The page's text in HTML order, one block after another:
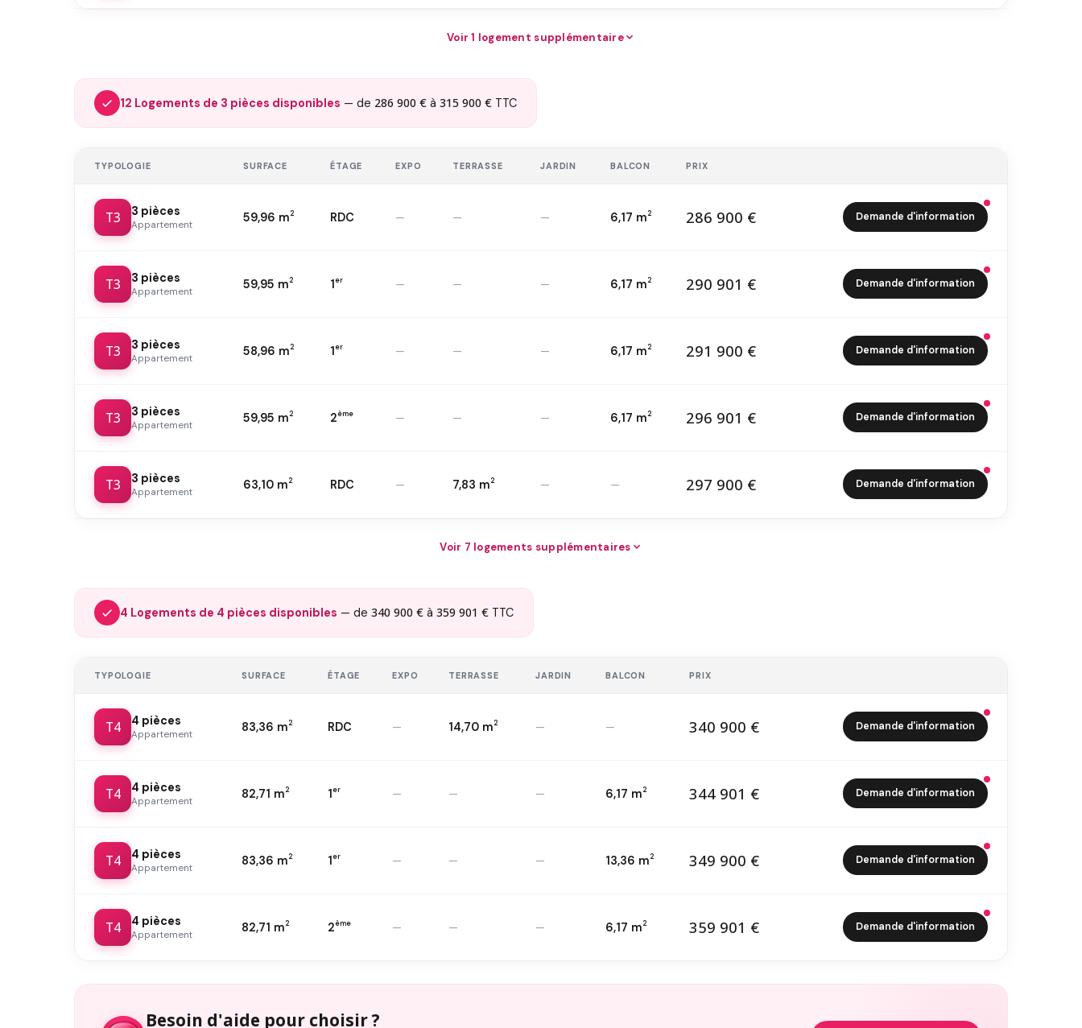
Voir 1 logement supplémentaire
12 Logements de 3 pièces disponibles — de 286 900 € à 315 900 € TTC
TYPOLOGIE SURFACE ÉTAGE EXPO TERRASSE JARDIN BALCON PRIX
T3 3 pièces
Appartement
59,96 m2 RDC — — — 6,17 m2 286 900 € Demande d'information
T3 3 pièces
Appartement
59,95 m2 1er — — — 6,17 m2 290 901 € Demande d'information
T3 3 pièces
Appartement
58,96 m2 1er — — — 6,17 m2 291 900 € Demande d'information
T3 3 pièces
Appartement
59,95 m2 2ème — — — 6,17 m2 296 901 € Demande d'information
T3 3 pièces
Appartement
63,10 m2 RDC — 7,83 m2 — — 297 900 € Demande d'information
Voir 7 logements supplémentaires
4 Logements de 4 pièces disponibles — de 340 900 € à 359 901 € TTC
TYPOLOGIE SURFACE ÉTAGE EXPO TERRASSE JARDIN BALCON PRIX
T4 4 pièces
Appartement
83,36 m2 RDC — 14,70 m2 — — 340 900 € Demande d'information
T4 4 pièces
Appartement
82,71 m2 1er — — — 6,17 m2 344 901 € Demande d'information
T4 4 pièces
Appartement
83,36 m2 1er — — — 13,36 m2 349 900 € Demande d'information
T4 4 pièces
Appartement
82,71 m2 2ème — — — 6,17 m2 359 901 € Demande d'information
Besoin d'aide pour choisir ?